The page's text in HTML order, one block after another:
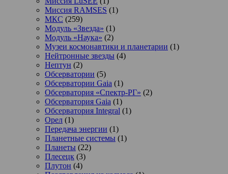
Миссия RAMSES (1)
МКС (259)
Модуль «Звезда» (1)
Модуль «Наука» (2)
Музеи космонавтики и планетарии (1)
Нейтронные звезды (4)
Нептун (2)
Обсерватории (5)
Обсерватории Gaia (1)
Обсерватория «Спектр-РГ» (2)
Обсерватория Gaia (1)
Обсерватория Integral (1)
Орел (1)
Передача энергии (1)
Планетные системы (1)
Планеты (22)
Плесецк (3)
Плутон (4)